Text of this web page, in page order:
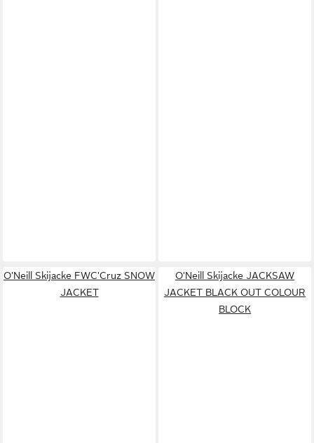
O'Neill Skijacke FWC'Cruz SNOW
JACKET
O'Neill Skijacke JACKSAW
JACKET BLACK OUT COLOUR
BLOCK